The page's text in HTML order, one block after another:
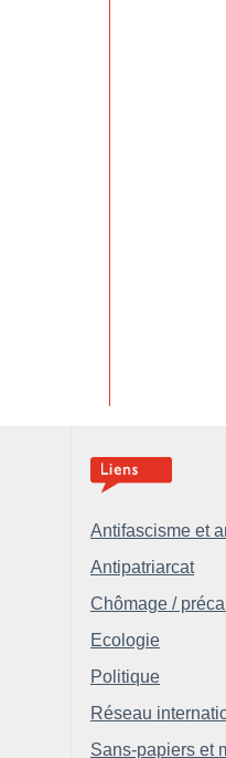
Antifascisme et
Antipatriarcat
Chômage /
Ecologie
Politique
Réseau
Sans-papiers et